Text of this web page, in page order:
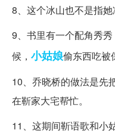
8、这个冰山也不是指她
9、书里有一个配角秀
候， 小姑娘偷东西吃被
10、乔晓桥的做法是先
在靳家大宅帮忙。
11、这期间靳语歌和小